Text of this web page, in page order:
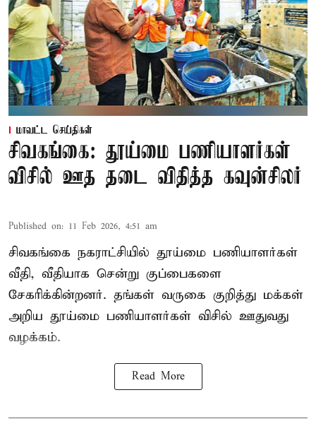
மாவட்ட செய்திகள்
சிவகங்கை: தூய்மை பணியாளர்கள்
விசில் ஊத தடை விதித்த கவுன்சிலர்
Published on: 11 Feb 2026, 4:51 am
சிவகங்கை நகராட்சியில் தூய்மை பணியாளர்கள்
வீதி, வீதியாக சென்று குப்பைகளை
சேகரிக்கின்றனர். தங்கள் வருகை குறித்து மக்கள்
அறிய தூய்மை பணியாளர்கள் விசில் ஊதுவது
வழக்கம்.
Read More